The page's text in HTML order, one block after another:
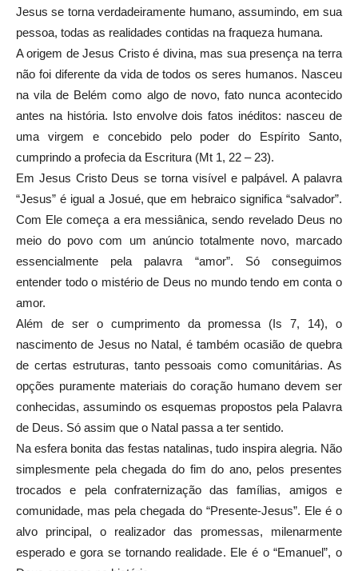
Jesus se torna verdadeiramente humano, assumindo, em sua
pessoa, todas as realidades contidas na fraqueza humana.
A origem de Jesus Cristo é divina, mas sua presença na terra
não foi diferente da vida de todos os seres humanos. Nasceu
na vila de Belém como algo de novo, fato nunca acontecido
antes na história. Isto envolve dois fatos inéditos: nasceu de
uma virgem e concebido pelo poder do Espírito Santo,
cumprindo a profecia da Escritura (Mt 1, 22 – 23).
Em Jesus Cristo Deus se torna visível e palpável. A palavra
“Jesus” é igual a Josué, que em hebraico significa “salvador”.
Com Ele começa a era messiânica, sendo revelado Deus no
meio do povo com um anúncio totalmente novo, marcado
essencialmente pela palavra “amor”. Só conseguimos
entender todo o mistério de Deus no mundo tendo em conta o
amor.
Além de ser o cumprimento da promessa (Is 7, 14), o
nascimento de Jesus no Natal, é também ocasião de quebra
de certas estruturas, tanto pessoais como comunitárias. As
opções puramente materiais do coração humano devem ser
conhecidas, assumindo os esquemas propostos pela Palavra
de Deus. Só assim que o Natal passa a ter sentido.
Na esfera bonita das festas natalinas, tudo inspira alegria. Não
simplesmente pela chegada do fim do ano, pelos presentes
trocados e pela confraternização das famílias, amigos e
comunidade, mas pela chegada do “Presente-Jesus”. Ele é o
alvo principal, o realizador das promessas, milenarmente
esperado e gora se tornando realidade. Ele é o “Emanuel”, o